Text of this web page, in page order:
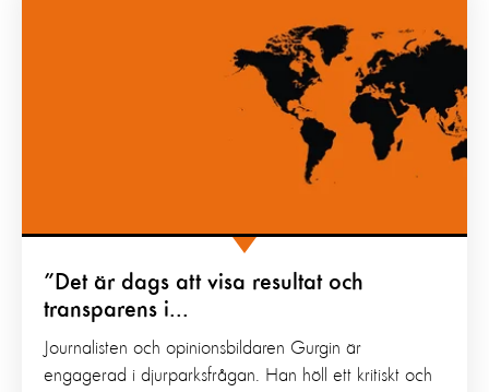
”Det är dags att visa resultat och
transparens i...
Journalisten och opinionsbildaren Gurgin är
engagerad i djurparksfrågan. Han höll ett kritiskt och